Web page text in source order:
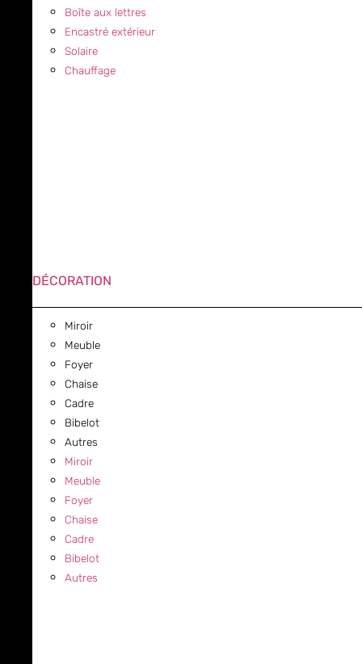
Boîte aux lettres
Encastré extérieur
Solaire
Chauffage
DÉCORATION
Miroir
Meuble
Foyer
Chaise
Cadre
Bibelot
Autres
Miroir
Meuble
Foyer
Chaise
Cadre
Bibelot
Autres